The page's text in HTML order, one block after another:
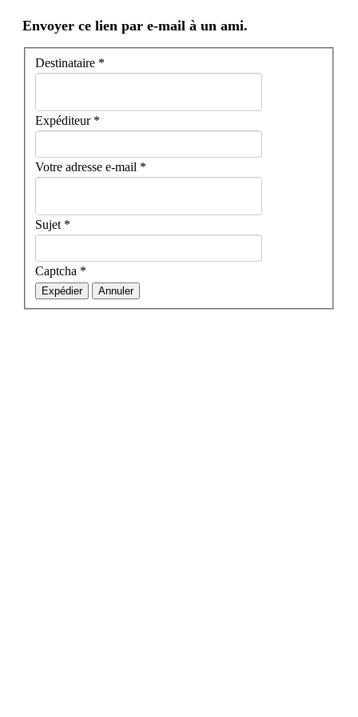
Envoyer ce lien par e-mail à un ami.
Destinataire *
Expéditeur*
Votre adresse e-mail *
Sujet *
Captcha *
Expédier Annuler